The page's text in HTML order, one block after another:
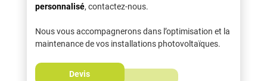
personnalisé, contactez-nous.
Nous vous accompagnerons dans l’optimisation et la
maintenance de vos installations photovoltaïques.
Devis